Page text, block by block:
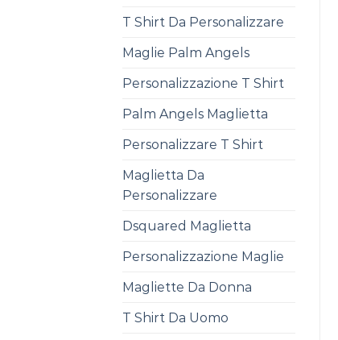
T Shirt Da Personalizzare
Maglie Palm Angels
Personalizzazione T Shirt
Palm Angels Maglietta
Personalizzare T Shirt
Maglietta Da
Personalizzare
Dsquared Maglietta
Personalizzazione Maglie
Magliette Da Donna
T Shirt Da Uomo